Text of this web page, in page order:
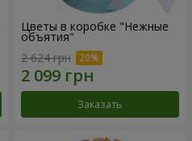
Цветы в коробке "Нежные
объятия"
2 624 грн
Заказать